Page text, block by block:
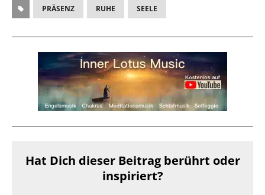
PRÄSENZ RUHE SEELE
Hat Dich dieser Beitrag berührt oder
inspiriert?